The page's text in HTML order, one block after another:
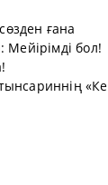
ғана
бол!